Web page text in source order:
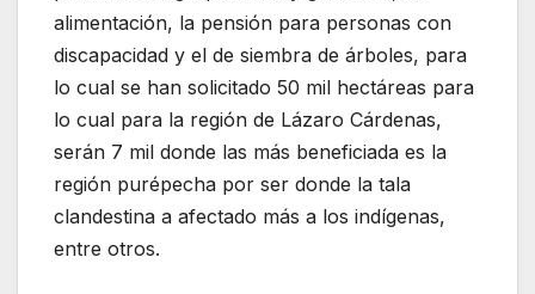
alimentación, la pensión para personas con
discapacidad y el de siembra de árboles, para
lo cual se han solicitado 50 mil hectáreas para
lo cual para la región de Lázaro Cárdenas,
serán 7 mil donde las más beneficiada es la
región purépecha por ser donde la tala
clandestina a afectado más a los indígenas,
entre otros.